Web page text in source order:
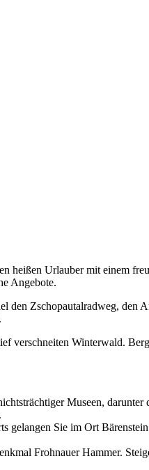
heißen Urlauber mit einem
Angebote.
den Zschopautalradweg, den
verschneiten Winterwald.
Museen, darunter
Sie im Ort
Frohnauer Hammer.